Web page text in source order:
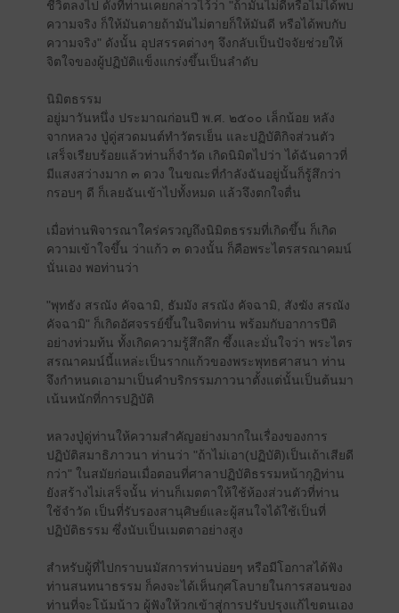
ชีวิตลงไป ดังที่ท่านเคยกล่าวไว้ว่า "ถ้ามันไม่ดีหรือไม่ได้พบ
ความจริง ก็ให้มันตายถ้ามันไม่ตายก็ให้มันดี หรือได้พบกับ
ความจริง" ดังนั้น อุปสรรคต่างๆ จึงกลับเป็นปัจจัยช่วยให้
จิตใจของผู้ปฏิบัติแข็งแกร่งขึ้นเป็นลำดับ
นิมิตธรรม
อยู่มาวันหนึ่ง ประมาณก่อนปี พ.ศ. ๒๕๐๐ เล็กน้อย หลัง
จากหลวง ปู่ดู่สวดมนต์ทำวัตรเย็น และปฏิบัติกิจส่วนตัว
เสร็จเรียบร้อยแล้วท่านก็จำวัด เกิดนิมิตไปว่า ได้ฉันดาวที่
มีแสงสว่างมาก ๓ ดวง ในขณะที่กำลังฉันอยู่นั้นก็รู้สึกว่า
กรอบๆ ดี ก็เลยฉันเข้าไปทั้งหมด แล้วจึงตกใจตื่น
เมื่อท่านพิจารณาใคร่ครวญถึงนิมิตธรรมที่เกิดขึ้น ก็เกิด
ความเข้าใจขึ้น ว่าแก้ว ๓ ดวงนั้น ก็คือพระไตรสรณาคมน์
นั่นเอง พอท่านว่า
"พุทธัง สรณัง คัจฉามิ, ธัมมัง สรณัง คัจฉามิ, สังฆัง สรณัง
คัจฉามิ" ก็เกิดอัศจรรย์ขึ้นในจิตท่าน พร้อมกับอาการปีติ
อย่างท่วมท้น ทั้งเกิดความรู้สึกลึก ซึ้งและมั่นใจว่า พระไตร
สรณาคมน์นี้แหล่ะเป็นรากแก้วของพระพุทธศาสนา ท่าน
จึงกำหนดเอามาเป็นคำบริกรรมภาวนาตั้งแต่นั้นเป็นต้นมา
เน้นหนักที่การปฏิบัติ
หลวงปู่ดู่ท่านให้ความสำคัญอย่างมากในเรื่องของการ
ปฏิบัติสมาธิภาวนา ท่านว่า "ถ้าไม่เอา(ปฏิบัติ)เป็นเถ้าเสียดี
กว่า" ในสมัยก่อนเมื่อตอนที่ศาลาปฏิบัติธรรมหน้ากุฏิท่าน
ยังสร้างไม่เสร็จนั้น ท่านก็เมตตาให้ใช้ห้องส่วนตัวที่ท่าน
ใช้จำวัด เป็นที่รับรองสานุศิษย์และผู้สนใจได้ใช้เป็นที่
ปฏิบัติธรรม ซึ่งนับเป็นเมตตาอย่างสูง
สำหรับผู้ที่ไปกราบนมัสการท่านบ่อยๆ หรือมีโอกาสได้ฟัง
ท่านสนทนาธรรม ก็คงจะได้เห็นกุศโลบายในการสอนของ
ท่านที่จะโน้มน้าว ผู้ฟังให้วกเข้าสู่การปรับปรุงแก้ไขตนเอง